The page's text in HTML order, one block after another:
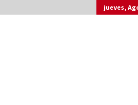
jueves,